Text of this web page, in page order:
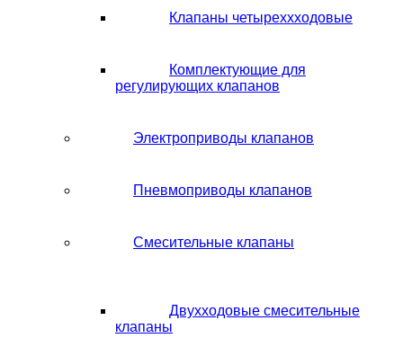
Клапаны четыреххходовые
Комплектующие для
регулирующих клапанов
Электроприводы клапанов
Пневмоприводы клапанов
Смесительные клапаны
Двухходовые смесительные
клапаны